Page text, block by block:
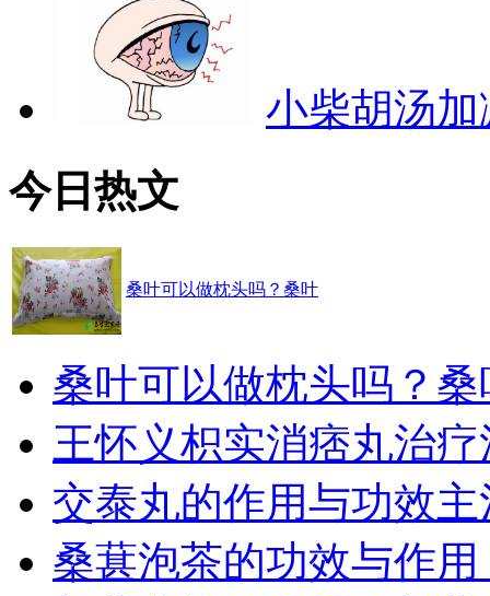
小柴胡汤
今日热文
桑叶可以做枕头吗？桑叶
桑叶可以做枕头吗？桑
王怀义枳实消痞丸治疗
交泰丸的作用与功效主
桑葚泡茶的功效与作用